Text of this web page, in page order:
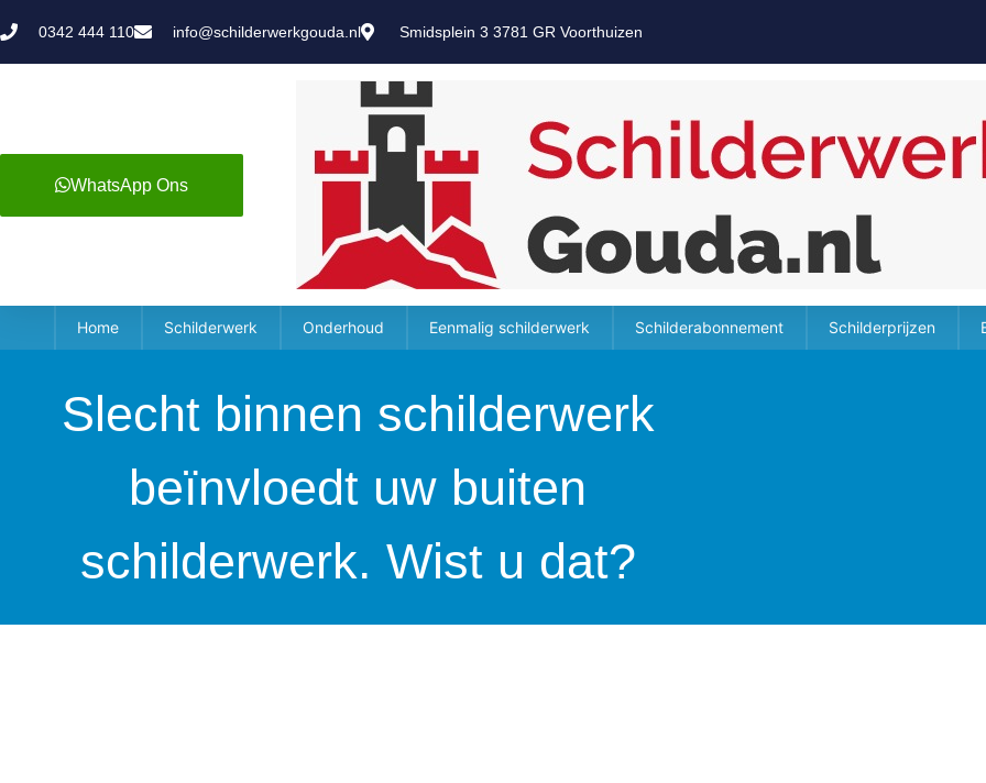
0342 444 110 info@schilderwerkgouda.nl Smidsplein 3 3781 GR Voorthuizen
WhatsApp Ons
Home Schilderwerk Onderhoud Eenmalig schilderwerk Schilderabonnement Schilderprijzen
Slecht binnen schilderwerk
beïnvloedt uw buiten
schilderwerk. Wist u dat?